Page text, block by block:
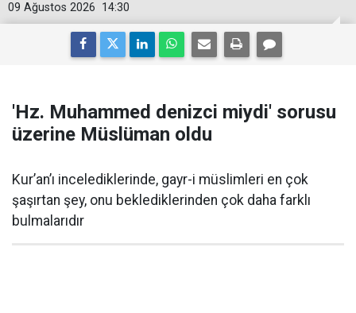
14:30
09 Ağustos 2026
'Hz. Muhammed denizci miydi' sorusu
üzerine Müslüman oldu
Kur’an’ı incelediklerinde, gayr-i müslimleri en çok
şaşırtan şey, onu beklediklerinden çok daha farklı
bulmalarıdır